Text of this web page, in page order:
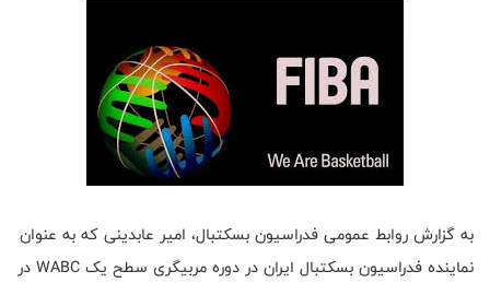
به گزارش روابط عمومی فدراسیون بسکتبال، امیر عابدینی که به عنوان
نماینده فدراسیون بسکتبال ایران در دوره مربیگری سطح یک WABC در